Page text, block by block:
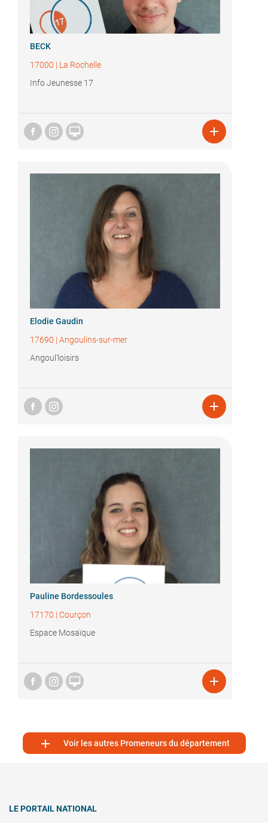
BECK
17000 | La Rochelle
Info Jeunesse 17
 
Elodie Gaudin
17690 | Angoulins-sur-mer
Angoul'loisirs

Pauline Bordessoules
17170 | Courçon
Espace Mosaïque
 
 Voir les autres Promeneurs du département
LE PORTAIL NATIONAL